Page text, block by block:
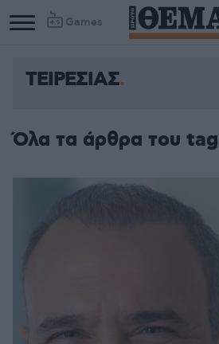
Games
ΤΕΙΡΕΣΙΑΣ
Όλα τα άρθρα του